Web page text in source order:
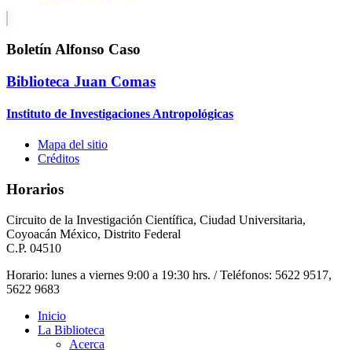
Boletín Alfonso Caso
Biblioteca Juan Comas
Instituto de Investigaciones Antropológicas
Mapa del sitio
Créditos
Horarios
Circuito de la Investigación Científica, Ciudad Universitaria,
Coyoacán México, Distrito Federal
C.P. 04510
Horario: lunes a viernes 9:00 a 19:30 hrs. / Teléfonos: 5622 9517,
5622 9683
Inicio
La Biblioteca
Acerca